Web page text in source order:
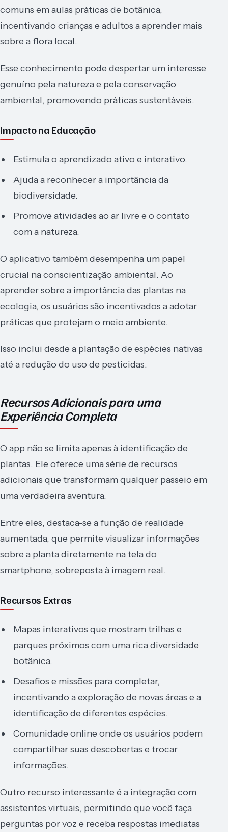
comuns em aulas práticas de botânica,
incentivando crianças e adultos a aprender mais
sobre a flora local.
Esse conhecimento pode despertar um interesse
genuíno pela natureza e pela conservação
ambiental, promovendo práticas sustentáveis.
Impacto na Educação
Estimula o aprendizado ativo e interativo.
Ajuda a reconhecer a importância da
biodiversidade.
Promove atividades ao ar livre e o contato
com a natureza.
O aplicativo também desempenha um papel
crucial na conscientização ambiental. Ao
aprender sobre a importância das plantas na
ecologia, os usuários são incentivados a adotar
práticas que protejam o meio ambiente.
Isso inclui desde a plantação de espécies nativas
até a redução do uso de pesticidas.
Recursos Adicionais para uma
Experiência Completa
O app não se limita apenas à identificação de
plantas. Ele oferece uma série de recursos
adicionais que transformam qualquer passeio em
uma verdadeira aventura.
Entre eles, destaca-se a função de realidade
aumentada, que permite visualizar informações
sobre a planta diretamente na tela do
smartphone, sobreposta à imagem real.
Recursos Extras
Mapas interativos que mostram trilhas e
parques próximos com uma rica diversidade
botânica.
Desafios e missões para completar,
incentivando a exploração de novas áreas e a
identificação de diferentes espécies.
Comunidade online onde os usuários podem
compartilhar suas descobertas e trocar
informações.
Outro recurso interessante é a integração com
assistentes virtuais, permitindo que você faça
perguntas por voz e receba respostas imediatas